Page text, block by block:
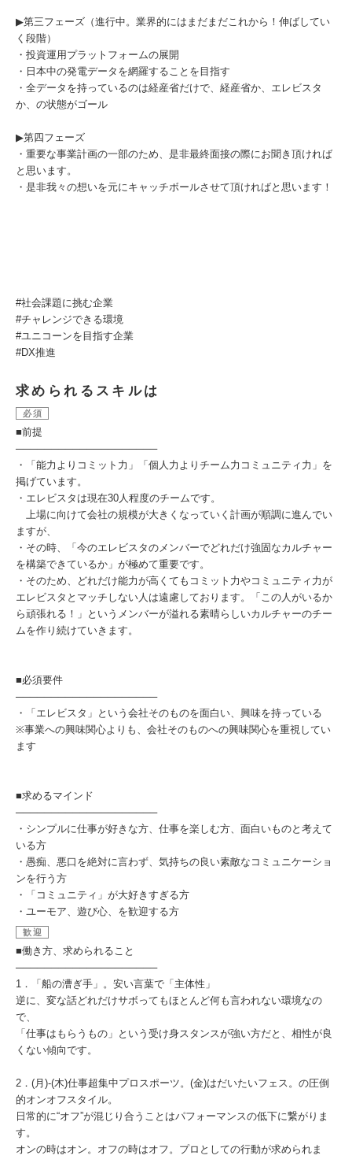
▶︎第三フェーズ（進行中。業界的にはまだまだこれから！伸ばしてい
く段階）
・投資運用プラットフォームの展開
・日本中の発電データを網羅することを目指す
・全データを持っているのは経産省だけで、経産省か、エレビスタ
か、の状態がゴール
▶︎第四フェーズ
・重要な事業計画の一部のため、是非最終面接の際にお聞き頂ければ
と思います。
・是非我々の想いを元にキャッチボールさせて頂ければと思います！
#社会課題に挑む企業
#チャレンジできる環境
#ユニコーンを⽬指す企業
#DX推進
求められるスキルは
必須
■前提
────────────────────
・「能力よりコミット力」「個人力よりチーム力コミュニティ力」を
掲げています。
・エレビスタは現在30人程度のチームです。
上場に向けて会社の規模が大きくなっていく計画が順調に進んでい
ますが、
・その時、「今のエレビスタのメンバーでどれだけ強固なカルチャー
を構築できているか」が極めて重要です。
・そのため、どれだけ能力が高くてもコミット力やコミュニティ力が
エレビスタとマッチしない人は遠慮しております。「この人がいるか
ら頑張れる！」というメンバーが溢れる素晴らしいカルチャーのチー
ムを作り続けていきます。
■必須要件
────────────────────
・「エレビスタ」という会社そのものを面白い、興味を持っている
※事業への興味関心よりも、会社そのものへの興味関心を重視してい
ます
■求めるマインド
────────────────────
・シンプルに仕事が好きな方、仕事を楽しむ方、面白いものと考えて
いる方
・愚痴、悪口を絶対に言わず、気持ちの良い素敵なコミュニケーショ
ンを行う方
・「コミュニティ」が大好きすぎる方
・ユーモア、遊び心、を歓迎する方
歓迎
■働き方、求められること
────────────────────
1．「船の漕ぎ手」。安い言葉で「主体性」
逆に、変な話どれだけサボってもほとんど何も言われない環境なの
で、
「仕事はもらうもの」という受け身スタンスが強い方だと、相性が良
くない傾向です。
2．(月)-(木)仕事超集中プロスポーツ。(金)はだいたいフェス。の圧倒
的オンオフスタイル。
日常的に“オフ”が混じり合うことはパフォーマンスの低下に繋がりま
す。
オンの時はオン。オフの時はオフ。プロとしての行動が求められま